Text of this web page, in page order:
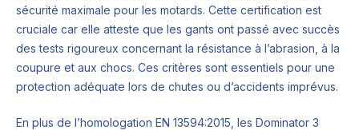
sécurité maximale pour les motards. Cette certification est
cruciale car elle atteste que les gants ont passé avec succès
des tests rigoureux concernant la résistance à l’abrasion, à la
coupure et aux chocs. Ces critères sont essentiels pour une
protection adéquate lors de chutes ou d’accidents imprévus.
En plus de l’homologation EN 13594:2015, les Dominator 3